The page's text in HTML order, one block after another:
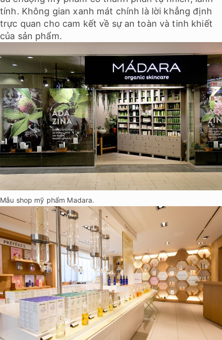
tính. Không gian xanh mát chính là lời khẳng định
trực quan cho cam kết về sự an toàn và tinh khiết
của sản phẩm.
Mẫu shop mỹ phẩm Madara.